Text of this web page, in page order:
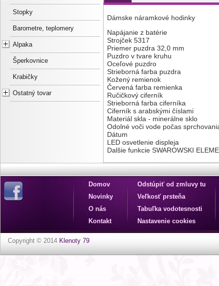
Stopky
Barometre, teplomery
Alpaka
Šperkovnice
Krabičky
Ostatný tovar
Dámske náramkové hodinky
Napájanie z batérie
Strojček 5317
Priemer puzdra 32,0 mm
Puzdro v tvare kruhu
Oceľové puzdro
Strieborná farba puzdra
Kožený remienok
Červená farba remienka
Ručičkový ciferník
Strieborná farba ciferníka
Ciferník s arabskými číslami
Materiál skla - minerálne sklo
Odolné voči vode počas
Dátum
LED osvetlenie displeja
Dalšie funkcie SWAROWSKI
Domov
Novinky
O nás
Kontakt
Odstúpiť od zmluvy tu
Veľkosť prsteňa
Tabuľka vodotesnosti
Nastavenie cookies
Copyright © 2014 Klenoty 79